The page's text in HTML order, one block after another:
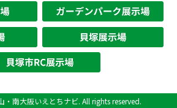
南大阪いえとちナビ. All rights reserved.